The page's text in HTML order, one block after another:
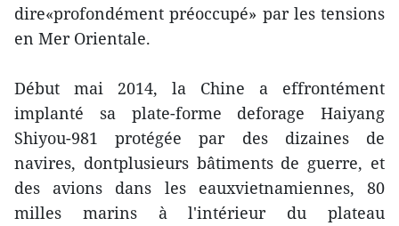
dire«profondément préoccupé» par les tensions
en Mer Orientale.
Début mai 2014, la Chine a effrontément
implanté sa plate-forme deforage Haiyang
Shiyou-981 protégée par des dizaines de
navires, dontplusieurs bâtiments de guerre, et
des avions dans les eauxvietnamiennes, 80
milles marins à l'intérieur du plateau